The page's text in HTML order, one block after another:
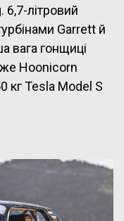
6,7-літровий
Garrett й
вага гонщиці
Hoonicorn
кг Tesla Model S